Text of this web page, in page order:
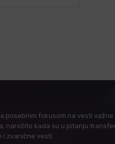
posebnim fokusom na vesti
naročito kada su u pitanju
zvanične vesti.